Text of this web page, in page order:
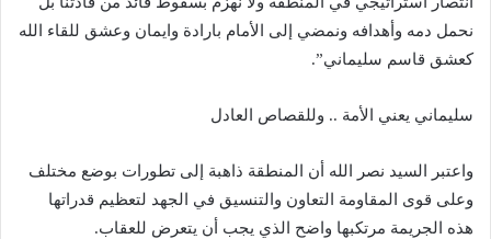
نحمل دمه وأهدافه ونمضي إلى الأمام بارادة وايمان وعشق للقاء الله
كعشق قاسم سليماني”.
سليماني يعني الأمة .. وللقصاص العادل
واعتبر السيد نصر الله أن المنطقة ذاهبة إلى تطورات بوضع مختلف
وعلى قوى المقاومة التعاون والتنسيق في الجهد لتعظيم قدراتها
هذه الجريمة مرتكبها واضح الذي يجب أن يتعرض للعقاب.